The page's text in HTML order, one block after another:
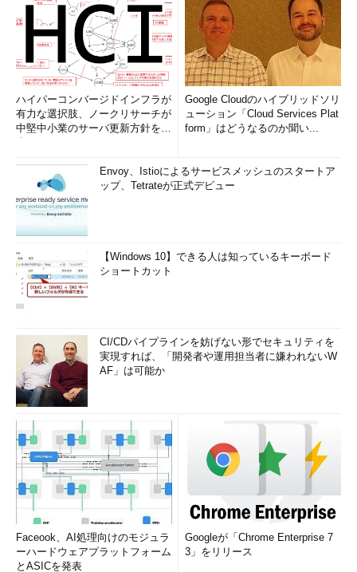
ハイパーコンバージドインフラが
有力な選択肢、ノークリサーチが
中堅中小業のサーバ更新方針を調
Google Cloudのハイブリッドソリ
ューション「Cloud Services Plat
form」はどうなるのか聞い...
Envoy、Istioによるサービスメッシュのスタートア
ップ、Tetrateが正式デビュー
【Windows 10】できる人は知っているキーボード
ショートカット
CI/CDパイプラインを妨げない形でセキュリティを
実現すれば、「開発者や運用担当者に嫌われないW
AF」は可能か
Faceook、AI処理向けのモジュラ
ーハードウェアプラットフォーム
とASICを発表
Googleが「Chrome Enterprise 7
3」をリリース